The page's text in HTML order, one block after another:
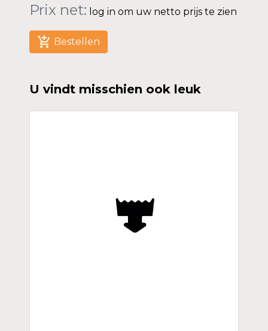
Prix net: log in om uw netto prijs te zien
add_shopping_cart Bestellen
U vindt misschien ook leuk